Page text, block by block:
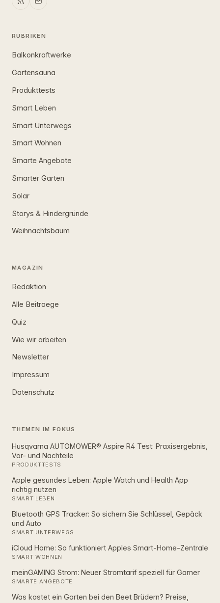
RUBRIKEN
Balkonkraftwerke
Gartensauna
Produkttests
Smart Leben
Smart Unterwegs
Smart Wohnen
Smarte Angebote
Smarter Garten
Solar
Storys & Hindergründe
Weihnachtsbaum
MAGAZIN
Redaktion
Alle Beitraege
Quiz
Wie wir arbeiten
Newsletter
Impressum
Datenschutz
THEMEN IM FOKUS
Husqvarna AUTOMOWER® Aspire R4 Test: Praxisergebnis,
Vor- und Nachteile
PRODUKTTESTS
Apple gesundes Leben: Apple Watch und Health App
richtig nutzen
SMART LEBEN
Bluetooth GPS Tracker: So sichern Sie Schlüssel, Gepäck
und Auto
SMART UNTERWEGS
iCloud Home: So funktioniert Apples Smart‑Home‑Zentrale
SMART WOHNEN
meinGAMING Strom: Neuer Stromtarif speziell für Gamer
SMARTE ANGEBOTE
Was kostet ein Garten bei den Beet Brüdern? Preise,